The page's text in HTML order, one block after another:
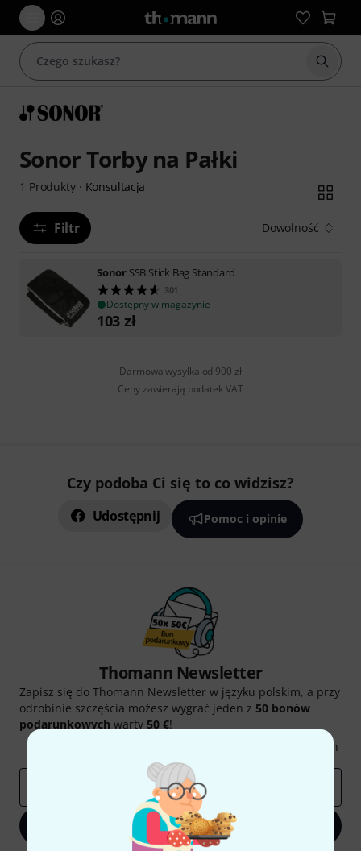
Sonor Torby na Pałki
1 Produkty· Konsultacja
Filtr Dowolność
Sonor SSB Stick Bag Standard
301
Dostępny w magazynie
103 zł
Darmowa wysyłka od 900 zł
Ceny zawierają podatek VAT
Czy podoba Ci się to co widzisz?
Udostępnij Pomoc i opinie
Thomann Newsletter
Zapisz się do Thomann Newsletter w języku polskim, a przy
odrobinie szczęścia możesz wygrać jeden z 50 bonów
podarunkowych warty 50 €!
Spostrzeżenia Thomann
Zapisz się teraz